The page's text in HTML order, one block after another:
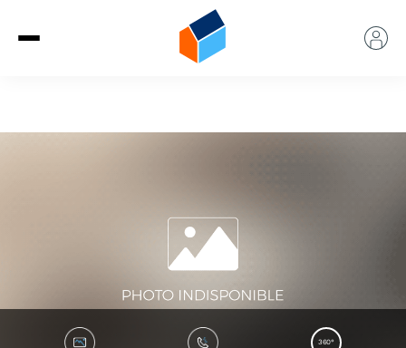
360°